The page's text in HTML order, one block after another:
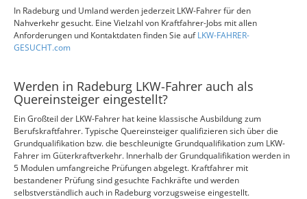
In Radeburg und Umland werden jederzeit LKW-Fahrer für den
Nahverkehr gesucht. Eine Vielzahl von Kraftfahrer-Jobs mit allen
Anforderungen und Kontaktdaten finden Sie aufLKW-FAHRER-
GESUCHT.com
Werden in Radeburg LKW-Fahrer auch als
Quereinsteiger eingestellt?
Ein Großteil der LKW-Fahrer hat keine klassische Ausbildung zum
Berufskraftfahrer. Typische Quereinsteiger qualifizieren sich über die
Grundqualifikation bzw. die beschleunigte Grundqualifikation zum LKW-
Fahrer im Güterkraftverkehr. Innerhalb der Grundqualifikation werden in
5 Modulen umfangreiche Prüfungen abgelegt. Kraftfahrer mit
bestandener Prüfung sind gesuchte Fachkräfte und werden
selbstverständlich auch in Radeburg vorzugsweise eingestellt.